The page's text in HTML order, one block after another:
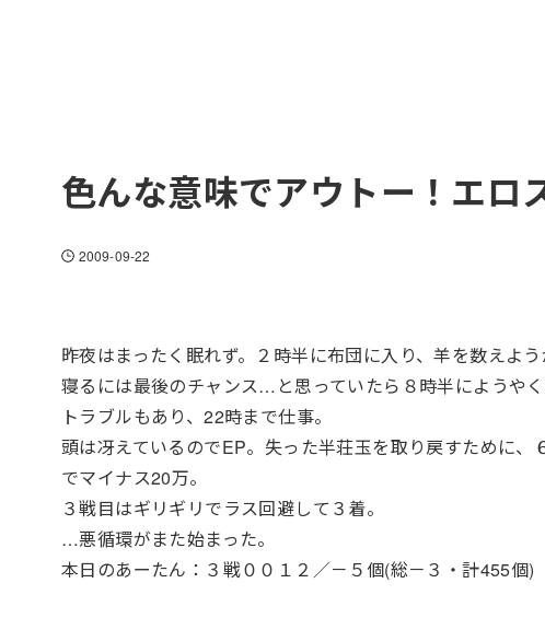
色んな意味でアウトー！エロ
2009-09-22
昨夜はまったく眠れず。２時半に布団に入り、羊を数えよ
寝るには最後のチャンス…と思っていたら８時半にようや
トラブルもあり、22時まで仕事。
頭は冴えているのでEP。失った半荘玉を取り戻すために
でマイナス20万。
３戦目はギリギリでラス回避して３着。
…悪循環がまた始まった。
本日のあーたん：３戦００１２／－５個(総－３・計455個)